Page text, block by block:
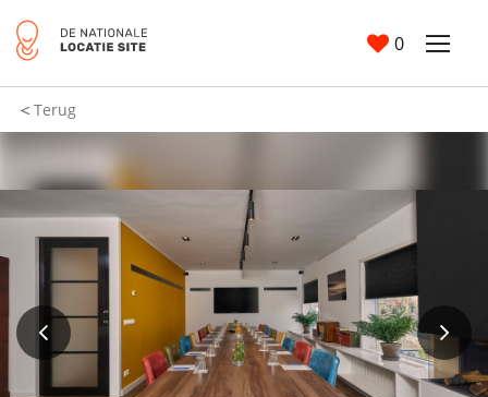
0
Terug